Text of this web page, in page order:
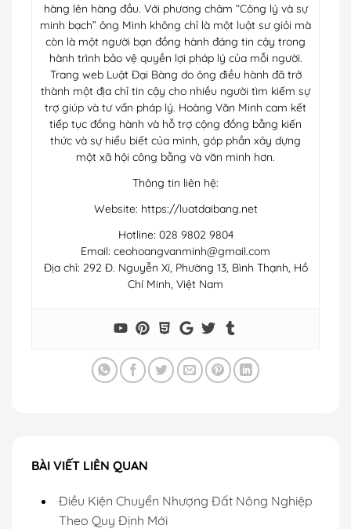
hàng lên hàng đầu. Với phương châm “Công lý và sự
minh bạch” ông Minh không chỉ là một luật sư giỏi mà
còn là một người bạn đồng hành đáng tin cậy trong
hành trình bảo vệ quyền lợi pháp lý của mỗi người.
Trang web Luật Đại Bàng do ông điều hành đã trở
thành một địa chỉ tin cậy cho nhiều người tìm kiếm sự
trợ giúp và tư vấn pháp lý. Hoàng Văn Minh cam kết
tiếp tục đồng hành và hỗ trợ cộng đồng bằng kiến
thức và sự hiểu biết của mình, góp phần xây dựng
một xã hội công bằng và văn minh hơn.
Thông tin liên hệ:
Website: https://luatdaibang.net
Hotline: 028 9802 9804
Email: ceohoangvanminh@gmail.com
Địa chỉ: 292 Đ. Nguyễn Xí, Phường 13, Bình Thạnh, Hồ
Chí Minh, Việt Nam
BÀI VIẾT LIÊN QUAN
Điều Kiện Chuyển Nhượng Đất Nông Nghiệp
Theo Quy Định Mới